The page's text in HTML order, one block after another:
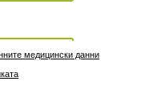
медицински данни